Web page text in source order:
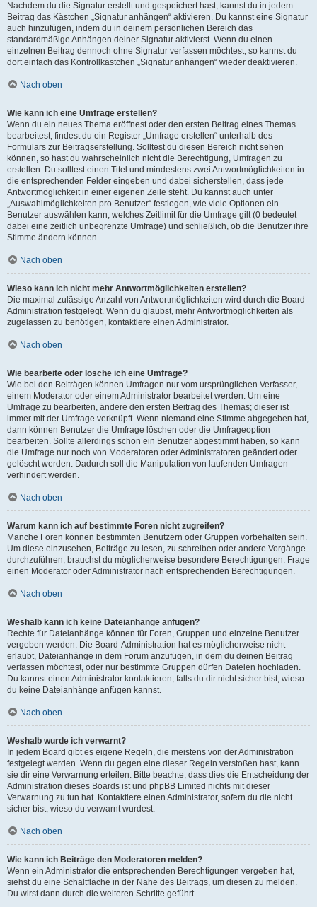
Nachdem du die Signatur erstellt und gespeichert hast, kannst du in jedem
Beitrag das Kästchen „Signatur anhängen“ aktivieren. Du kannst eine Signatur
auch hinzufügen, indem du in deinem persönlichen Bereich das
standardmäßige Anhängen deiner Signatur aktivierst. Wenn du einen
einzelnen Beitrag dennoch ohne Signatur verfassen möchtest, so kannst du
dort einfach das Kontrollkästchen „Signatur anhängen“ wieder deaktivieren.
Nach oben
Wie kann ich eine Umfrage erstellen?
Wenn du ein neues Thema eröffnest oder den ersten Beitrag eines Themas
bearbeitest, findest du ein Register „Umfrage erstellen“ unterhalb des
Formulars zur Beitragserstellung. Solltest du diesen Bereich nicht sehen
können, so hast du wahrscheinlich nicht die Berechtigung, Umfragen zu
erstellen. Du solltest einen Titel und mindestens zwei Antwortmöglichkeiten in
die entsprechenden Felder eingeben und dabei sicherstellen, dass jede
Antwortmöglichkeit in einer eigenen Zeile steht. Du kannst auch unter
„Auswahlmöglichkeiten pro Benutzer“ festlegen, wie viele Optionen ein
Benutzer auswählen kann, welches Zeitlimit für die Umfrage gilt (0 bedeutet
dabei eine zeitlich unbegrenzte Umfrage) und schließlich, ob die Benutzer ihre
Stimme ändern können.
Nach oben
Wieso kann ich nicht mehr Antwortmöglichkeiten erstellen?
Die maximal zulässige Anzahl von Antwortmöglichkeiten wird durch die Board-
Administration festgelegt. Wenn du glaubst, mehr Antwortmöglichkeiten als
zugelassen zu benötigen, kontaktiere einen Administrator.
Nach oben
Wie bearbeite oder lösche ich eine Umfrage?
Wie bei den Beiträgen können Umfragen nur vom ursprünglichen Verfasser,
einem Moderator oder einem Administrator bearbeitet werden. Um eine
Umfrage zu bearbeiten, ändere den ersten Beitrag des Themas; dieser ist
immer mit der Umfrage verknüpft. Wenn niemand eine Stimme abgegeben hat,
dann können Benutzer die Umfrage löschen oder die Umfrageoption
bearbeiten. Sollte allerdings schon ein Benutzer abgestimmt haben, so kann
die Umfrage nur noch von Moderatoren oder Administratoren geändert oder
gelöscht werden. Dadurch soll die Manipulation von laufenden Umfragen
verhindert werden.
Nach oben
Warum kann ich auf bestimmte Foren nicht zugreifen?
Manche Foren können bestimmten Benutzern oder Gruppen vorbehalten sein.
Um diese einzusehen, Beiträge zu lesen, zu schreiben oder andere Vorgänge
durchzuführen, brauchst du möglicherweise besondere Berechtigungen. Frage
einen Moderator oder Administrator nach entsprechenden Berechtigungen.
Nach oben
Weshalb kann ich keine Dateianhänge anfügen?
Rechte für Dateianhänge können für Foren, Gruppen und einzelne Benutzer
vergeben werden. Die Board-Administration hat es möglicherweise nicht
erlaubt, Dateianhänge in dem Forum anzufügen, in dem du deinen Beitrag
verfassen möchtest, oder nur bestimmte Gruppen dürfen Dateien hochladen.
Du kannst einen Administrator kontaktieren, falls du dir nicht sicher bist, wieso
du keine Dateianhänge anfügen kannst.
Nach oben
Weshalb wurde ich verwarnt?
In jedem Board gibt es eigene Regeln, die meistens von der Administration
festgelegt werden. Wenn du gegen eine dieser Regeln verstoßen hast, kann
sie dir eine Verwarnung erteilen. Bitte beachte, dass dies die Entscheidung der
Administration dieses Boards ist und phpBB Limited nichts mit dieser
Verwarnung zu tun hat. Kontaktiere einen Administrator, sofern du die nicht
sicher bist, wieso du verwarnt wurdest.
Nach oben
Wie kann ich Beiträge den Moderatoren melden?
Wenn ein Administrator die entsprechenden Berechtigungen vergeben hat,
siehst du eine Schaltfläche in der Nähe des Beitrags, um diesen zu melden.
Du wirst dann durch die weiteren Schritte geführt.